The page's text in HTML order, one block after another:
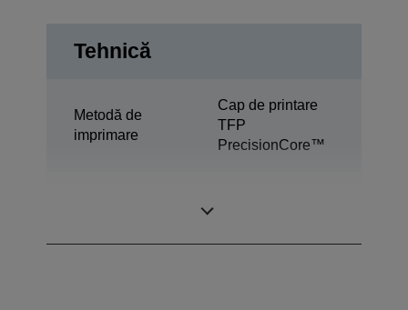
Tehnică
Metodă de
imprimare
Cap de printare
TFP
PrecisionCore™